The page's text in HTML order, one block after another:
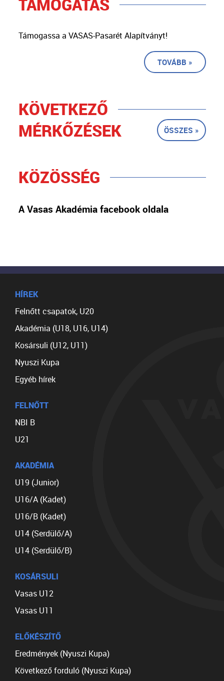
Támogassa a VASAS-Pasarét Alapítványt!
TOVÁBB »
KÖVETKEZŐ
MÉRKŐZÉSEK
ÖSSZES »
KÖZÖSSÉG
A Vasas Akadémia facebook oldala
HÍREK
Felnőtt csapatok, U20
Akadémia (U18, U16, U14)
Kosársuli (U12, U11)
Nyuszi Kupa
Egyéb hírek
FELNŐTT
NBI B
U21
AKADÉMIA
U19 (Junior)
U16/A (Kadet)
U16/B (Kadet)
U14 (Serdülő/A)
U14 (Serdülő/B)
KOSÁRSULI
Vasas U12
Vasas U11
ELŐKÉSZÍTŐ
Eredmények (Nyuszi Kupa)
Következő forduló (Nyuszi Kupa)